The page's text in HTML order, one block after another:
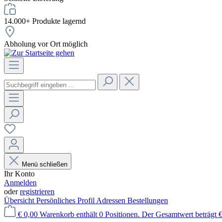
14.000+ Produkte lagernd
Abholung vor Ort möglich
Menü schließen
Ihr Konto
Anmelden
oderregistrieren
Übersicht Persönliches Profil Adressen Bestellungen
€ 0,00 Warenkorb enthält 0 Positionen. Der Gesamtwert beträgt